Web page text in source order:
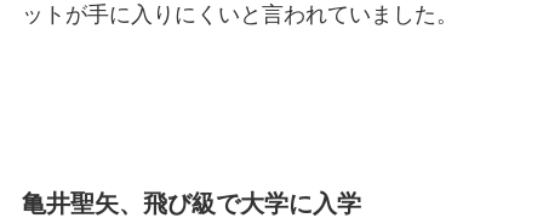
ットが手に入りにくいと言われていました。
亀井聖矢、飛び級で大学に入学